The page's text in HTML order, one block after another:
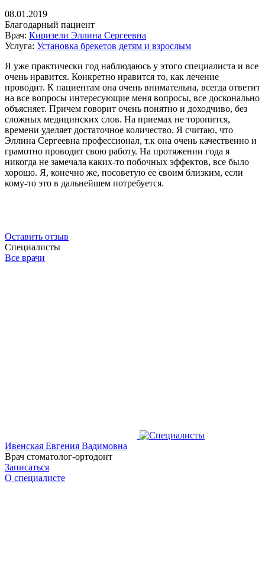
08.01.2019
Благодарный пациент
Врач: Киризели Эллина Сергеевна
Услуга: Установка брекетов детям и взрослым
Я уже практически год наблюдаюсь у этого специалиста и все
очень нравится. Конкретно нравится то, как лечение
проводит. К пациентам она очень внимательна, всегда ответит
на все вопросы интересующие меня вопросы, все досконально
объясняет. Причем говорит очень понятно и доходчиво, без
сложных медицинских слов. На приемах не торопится,
времени уделяет достаточное количество. Я считаю, что
Эллина Сергеевна профессионал, т.к она очень качественно и
грамотно проводит свою работу. На протяжении года я
никогда не замечала каких-то побочных эффектов, все было
хорошо. Я, конечно же, посоветую ее своим близким, если
кому-то это в дальнейшем потребуется.
Оставить отзыв
Специалисты
Все врачи
Ивенская Евгения Вадимовна
Врач стоматолог-ортодонт
Записаться
О специалисте